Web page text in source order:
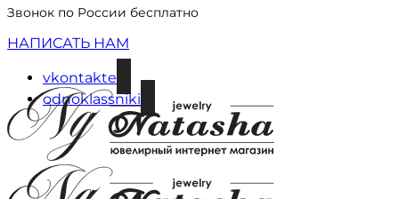
Звонок по России бесплатно
НАПИСАТЬ НАМ
vkontakte
odnoklassniki